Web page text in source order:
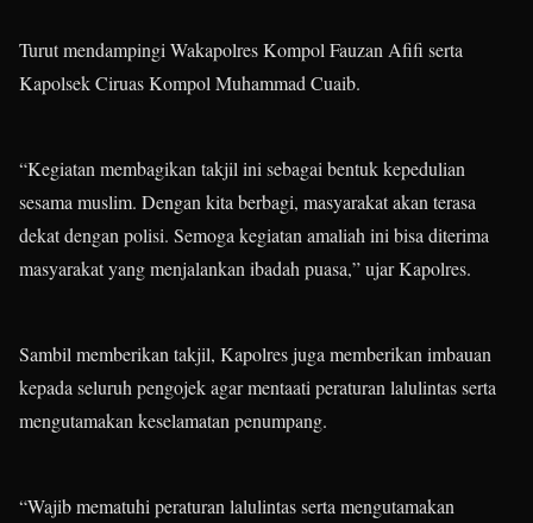
Turut mendampingi Wakapolres Kompol Fauzan Afifi serta
Kapolsek Ciruas Kompol Muhammad Cuaib.
“Kegiatan membagikan takjil ini sebagai bentuk kepedulian
sesama muslim. Dengan kita berbagi, masyarakat akan terasa
dekat dengan polisi. Semoga kegiatan amaliah ini bisa diterima
masyarakat yang menjalankan ibadah puasa,” ujar Kapolres.
Sambil memberikan takjil, Kapolres juga memberikan imbauan
kepada seluruh pengojek agar mentaati peraturan lalulintas serta
mengutamakan keselamatan penumpang.
“Wajib mematuhi peraturan lalulintas serta mengutamakan